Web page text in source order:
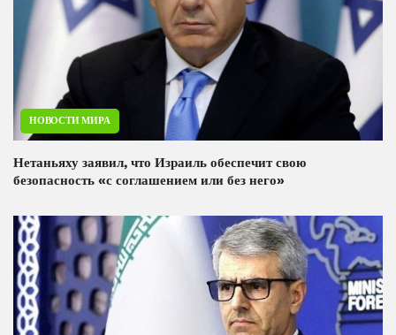
НОВОСТИ МИРА
Нетаньяху заявил, что Израиль обеспечит свою
безопасность «с соглашением или без него»